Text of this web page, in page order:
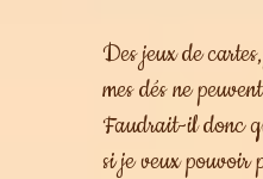
Des jeux de
mes dés ne
Faudrait-il donc
si je veux pouvoir